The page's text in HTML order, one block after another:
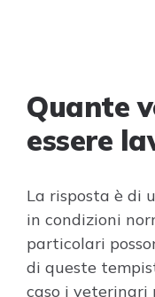
Quante
essere
La risposta è di
in condizioni
particolari
di queste
caso i veterinari